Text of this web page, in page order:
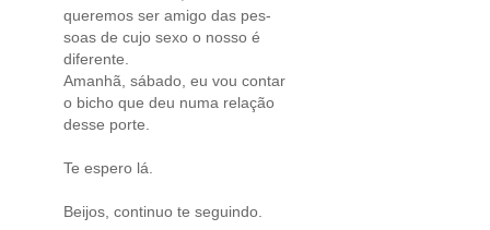
queremos ser amigo das pes-
soas de cujo sexo o nosso é
diferente.
Amanhã, sábado, eu vou contar
o bicho que deu numa relação
desse porte.
Te espero lá.
Beijos, continuo te seguindo.